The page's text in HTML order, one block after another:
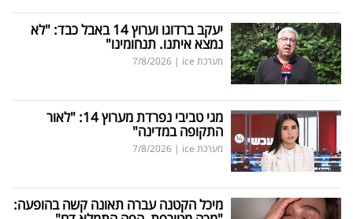
יעקב ברדוגו וערוץ 14 באבל כבד: "לא
נמצא איתנו. תנחומינו"
מערכת ice |
7/8/2026
מגי טביבי נפרדת מערוץ 14: "לאור
התקופה במדינה"
מערכת ice |
7/8/2026
מיכל הקטנה עברה תאונה קשה בהופעה: